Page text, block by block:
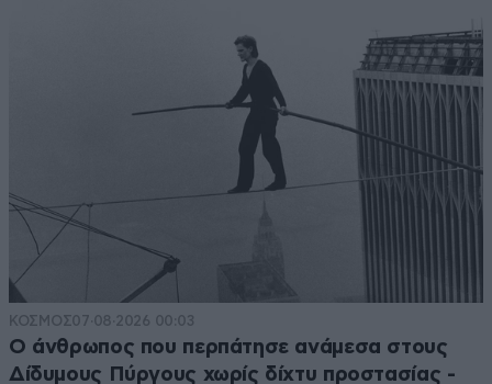
ΚΟΣΜΟΣ07·08·2026 00:03
Ο άνθρωπος που περπάτησε ανάμεσα στους
Δίδυμους Πύργους χωρίς δίχτυ προστασίας -